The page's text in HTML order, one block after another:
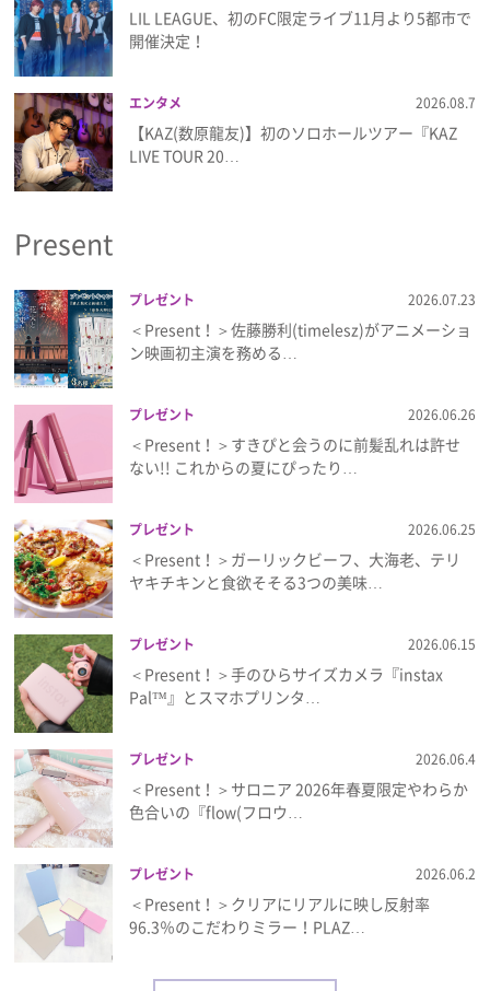
LIL LEAGUE、初のFC限定ライブ11月より5都市で
開催決定！
エンタメ 2026.08.7
【KAZ(数原龍友)】初のソロホールツアー『KAZ
LIVE TOUR 20…
Present
プレゼント 2026.07.23
＜Present！＞佐藤勝利(timelesz)がアニメーショ
ン映画初主演を務める…
プレゼント 2026.06.26
＜Present！＞すきぴと会うのに前髪乱れは許せ
ない!! これからの夏にぴったり…
プレゼント 2026.06.25
＜Present！＞ガーリックビーフ、大海老、テリ
ヤキチキンと食欲そそる3つの美味…
プレゼント 2026.06.15
＜Present！＞手のひらサイズカメラ『instax
Pal™』とスマホプリンタ…
プレゼント 2026.06.4
＜Present！＞サロニア 2026年春夏限定やわらか
色合いの『flow(フロウ…
プレゼント 2026.06.2
＜Present！＞クリアにリアルに映し反射率
96.3％のこだわりミラー！PLAZ…